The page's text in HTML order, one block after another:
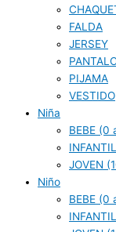
FALDA
JERSEY
PIJAMA
VESTIDO
Niña
BEBE (0
JOVEN
Niño
BEBE (0